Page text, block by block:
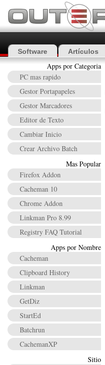
Apps por Categoria
PC mas rapido
Gestor Portapapeles
Gestor Marcadores
Editor de Texto
Cambiar Inicio
Crear Archivo Batch
Mas Popular
Firefox Addon
Cacheman 10
Chrome Addon
Linkman Pro 8.99
Registry FAQ Tutorial
Apps por Nombre
Cacheman
Clipboard History
Linkman
GetDiz
StartEd
Batchrun
CachemanXP
Sitio
Software Artículos